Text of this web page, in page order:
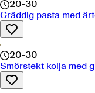
20-30
Gräddig pasta med
20-30
Smörstekt kolja med